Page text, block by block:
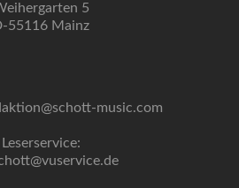
5
55116 Mainz
music.com
Leserservice: